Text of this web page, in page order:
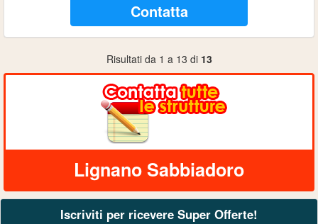
Contatta
Risultati da 1 a 13 di 13
Lignano Sabbiadoro
Iscriviti per ricevere Super Offerte!